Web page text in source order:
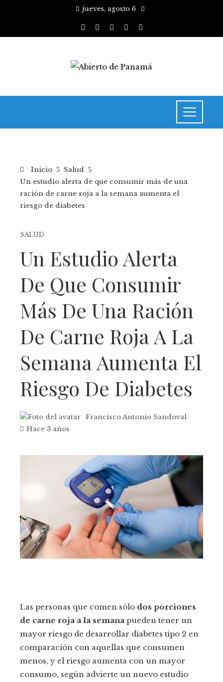
jueves, agosto 6
Inicio
Salud
Un estudio alerta de que consumir más de una
ración de carne roja a la semana aumenta el
riesgo de diabetes
SALUD
Un Estudio Alerta
De Que Consumir
Más De Una Ración
De Carne Roja A La
Semana Aumenta El
Riesgo De Diabetes
Francisco Antonio Sandoval
Hace 3 años
Las personas que comen sólo dos porciones
de carne roja a la semana pueden tener un
mayor riesgo de desarrollar diabetes tipo 2 en
comparación con aquellas que consumen
menos, y el riesgo aumenta con un mayor
consumo, según advierte un nuevo estudio